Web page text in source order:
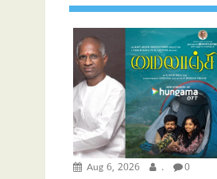
Aug 6, 2026 . 0